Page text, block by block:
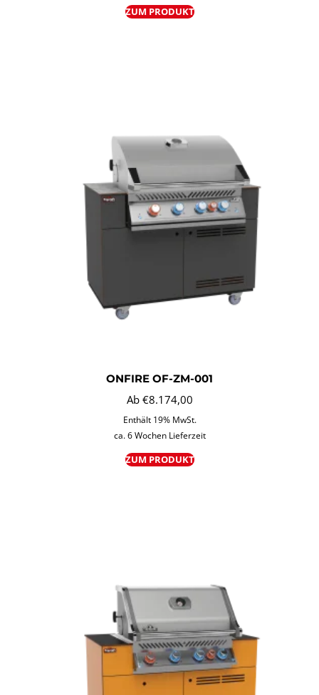
ZUM PRODUKT
ONFIRE OF-ZM-001
Ab €8.174,00
Enthält 19% MwSt.
ca. 6 Wochen Lieferzeit
ZUM PRODUKT